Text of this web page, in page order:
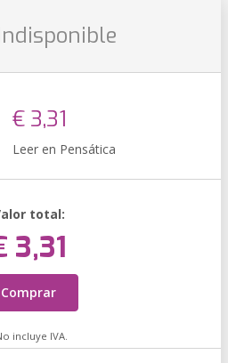
€ 3,31
Leer en Pensática
total:
3,31
Comprar
incluye IVA.